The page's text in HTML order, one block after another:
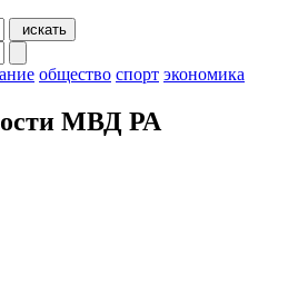
искать
общество спорт экономика
МВД РА